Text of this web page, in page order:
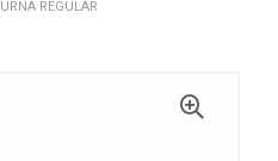
REGULAR